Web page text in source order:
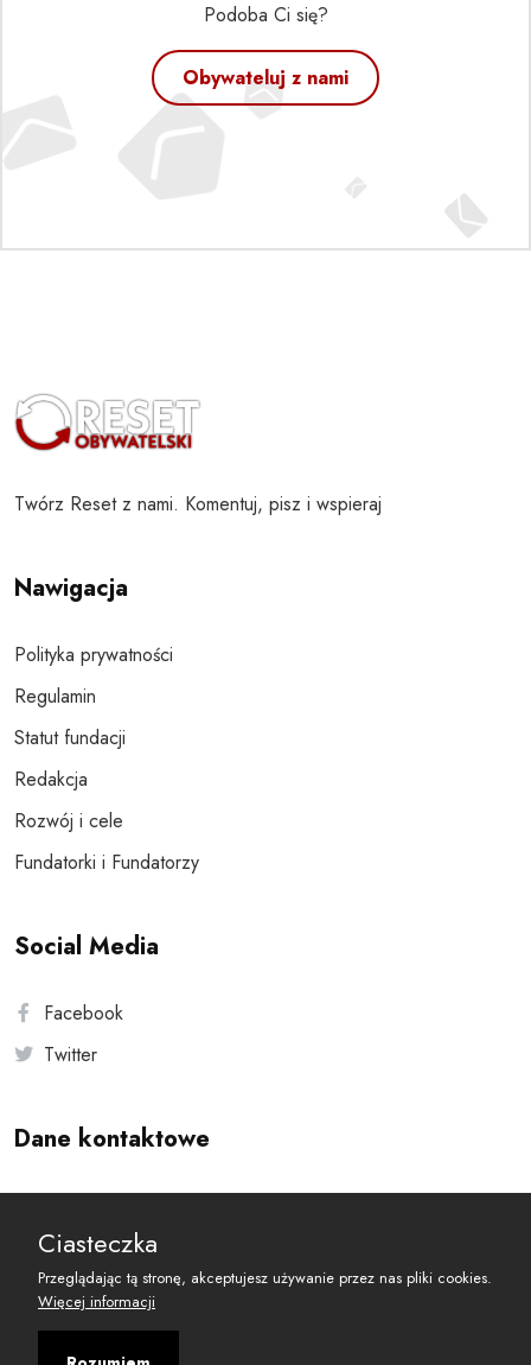
Podoba Ci się?
Obywateluj z nami
Twórz Reset z nami. Komentuj, pisz i wspieraj
Nawigacja
Polityka prywatności
Regulamin
Statut fundacji
Redakcja
Rozwój i cele
Fundatorki i Fundatorzy
Social Media
Facebook
Twitter
Dane kontaktowe
reset@resetobywatelski.pl
Ciasteczka
Przeglądając tą stronę, akceptujesz używanie przez nas pliki cookies.
Więcej informacji